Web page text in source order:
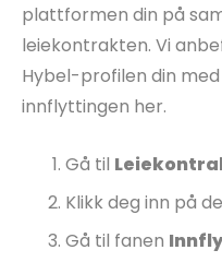
plattformen din på
leiekontrakten. Vi
Hybel-profilen din
innflyttingen her.
Gå til
Klikk deg inn på
Gå til fanen